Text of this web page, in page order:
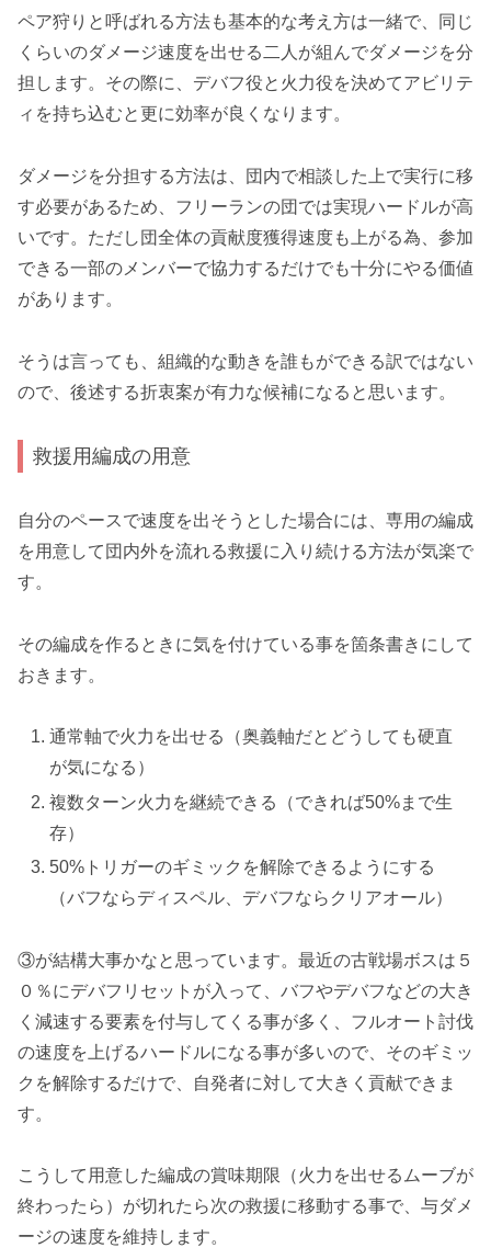
ペア狩り と呼ばれる方法も基本的な考え方は一緒で、同じ
くらいのダメージ速度を出せる二人が組んでダメージを分
担します。その際に、デバフ役と火力役を決めてアビリテ
ィを持ち込むと更に効率が良くなります。
ダメージを分担する方法は、団内で相談した上で実行に移
す必要があるため、 フリーランの団では実現ハードルが高
いです。ただし団全体の貢献度獲得速度も上がる為、参加
できる一部のメンバーで協力するだけでも十分にやる価値
があります。
そうは言っても、組織的な動きを誰もができる訳ではない
ので、後述する折衷案が有力な候補になると思います。
救援用編成の用意
自分のペースで速度を出そうとした場合には、専用の編成
を用意して団内外を流れる救援に入り続ける方法が気楽で
す。
その編成を作るときに気を付けている事を箇条書きにして
おきます。
通常軸で火力を出せる（奥義軸だとどうしても硬直
が気になる）
複数ターン火力を継続できる（できれば50%まで生
存）
50%トリガーのギミックを解除できるようにする
（バフならディスペル、デバフならクリアオール）
③が結構大事かなと思っています。最近の古戦場ボスは５
０％にデバフリセットが入って、バフやデバフなどの大き
く減速する要素を付与してくる事が多く、フルオート討伐
の速度を上げるハードルになる事が多いので、そのギミッ
クを解除するだけで、自発者に対して大きく貢献できま
す。
こうして用意した編成の賞味期限（火力を出せるムーブが
終わったら）が切れたら次の救援に移動する事で、与ダメ
ージの速度を維持します。